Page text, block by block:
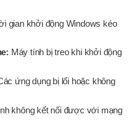
gian khởi động Windows kéo
Máy tính bị treo khi khởi động
ứng dụng bị lổi hoặc không
không kết nối được với mạng